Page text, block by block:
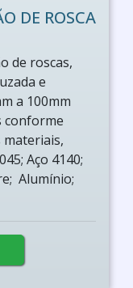
DE ROSCA
de roscas,
e
a 100mm
conforme
Aço 4140;
Alumínio;